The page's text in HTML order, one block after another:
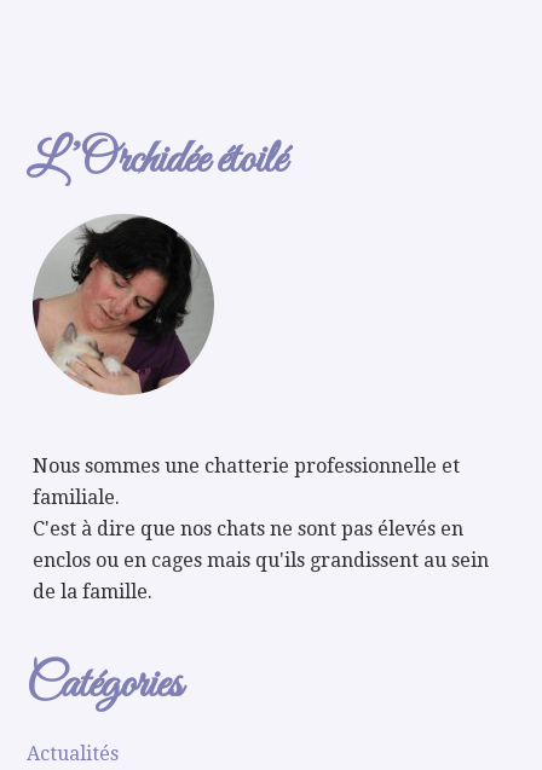
L’Orchidée étoilé
Nous sommes une chatterie professionnelle et
familiale.
C'est à dire que nos chats ne sont pas élevés en
enclos ou en cages mais qu'ils grandissent au sein
de la famille.
Catégories
Actualités